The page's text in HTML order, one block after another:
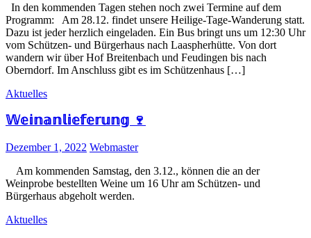
In den kommenden Tagen stehen noch zwei Termine auf dem
Programm: Am 28.12. findet unsere Heilige-Tage-Wanderung statt.
Dazu ist jeder herzlich eingeladen. Ein Bus bringt uns um 12:30 Uhr
vom Schützen- und Bürgerhaus nach Laaspherhütte. Von dort
wandern wir über Hof Breitenbach und Feudingen bis nach
Oberndorf. Im Anschluss gibt es im Schützenhaus […]
Aktuelles
𝕎𝕖𝕚𝕟𝕒𝕟𝕝𝕚𝕖𝕗𝕖𝕣𝕦𝕟𝕘 🍷
Posted
Dezember 1, 2022 Author
Webmaster
Am kommenden Samstag, den 3.12., können die an der
Weinprobe bestellten Weine um 16 Uhr am Schützen- und
Bürgerhaus abgeholt werden.
Aktuelles